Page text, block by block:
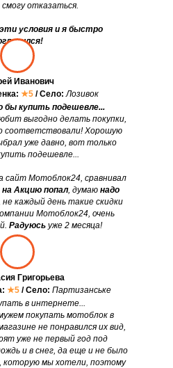
смогу отказаться.
условия и я быстро
в интернете...
покупать мотоблок в
не понравился их вид,
уже не первый год под
и в снег, да еще и не было
которую мы хотели, поэтому
Григорьева
★5 / Село: Партизанське
бы купить подешевле...
выгодно делать покупки,
соответствовали! Хорошую
уже давно, вот только
подешевле...
сайт Мотоблок24, сравнивал
на Акцию попал, думаю надо
не каждый день такие скидки
Мотоблок24, очень
Радуюсь уже 2 месяца!
Иванович
★5 / Село: Лозивок